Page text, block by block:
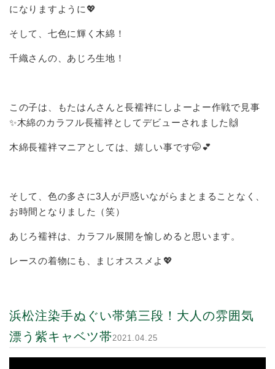
になりますように💖
そして、七色に輝く木綿！
千織さんの、あじろ生地！
この子は、もたはんさんと長襦袢にしよーよー作戦で見事
✨木綿のカラフル長襦袢としてデビューされました🙌
木綿長襦袢マニアとしては、嬉しい事です🤭💕
そして、色の多さに3人が戸惑いながらまとまることなく、
お時間となりました（笑）
あじろ襦袢は、カラフル展開を愉しめると思います。
レースの着物にも、まじオススメよ💖
浜松注染手ぬぐい帯第三段！大人の雰囲気
漂う紫キャベツ帯2021.04.25